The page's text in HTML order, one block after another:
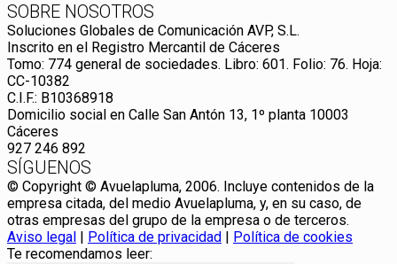
SOBRE NOSOTROS
Soluciones Globales de Comunicación AVP, S.L.
Inscrito en el Registro Mercantil de Cáceres
Tomo: 774 general de sociedades. Libro: 601. Folio: 76. Hoja:
CC-10382
C.I.F.: B10368918
Domicilio social en Calle San Antón 13, 1º planta 10003
Cáceres
927 246 892
SÍGUENOS
© Copyright © Avuelapluma, 2006. Incluye contenidos de la
empresa citada, del medio Avuelapluma, y, en su caso, de
otras empresas del grupo de la empresa o de terceros.
Aviso legal
Política de privacidad
Política de cookies
Te recomendamos leer: